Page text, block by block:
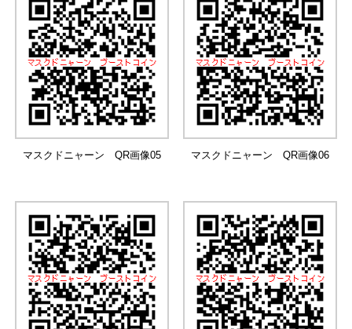
マスクドニャーン QR画像05 マスクドニャーン QR画像06